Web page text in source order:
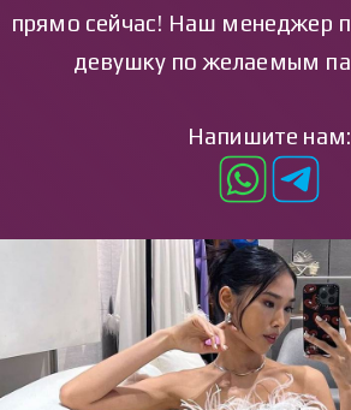
прямо сейчас! Наш менеджер
девушку по желаемым
Напишите нам: